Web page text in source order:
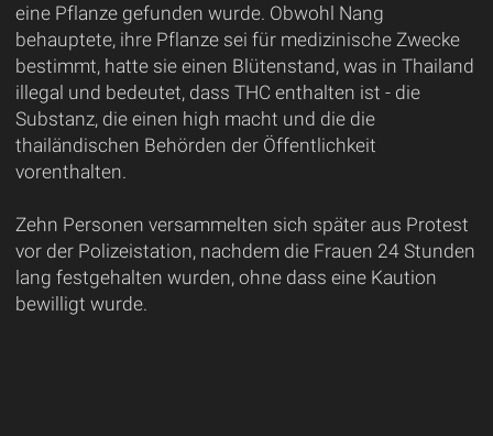
eine Pflanze gefunden wurde. Obwohl Nang
behauptete, ihre Pflanze sei für medizinische Zwecke
bestimmt, hatte sie einen Blütenstand, was in Thailand
illegal und bedeutet, dass THC enthalten ist - die
Substanz, die einen high macht und die die
thailändischen Behörden der Öffentlichkeit
vorenthalten.
Zehn Personen versammelten sich später aus Protest
vor der Polizeistation, nachdem die Frauen 24 Stunden
lang festgehalten wurden, ohne dass eine Kaution
bewilligt wurde.